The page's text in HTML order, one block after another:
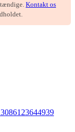
Kontakt os